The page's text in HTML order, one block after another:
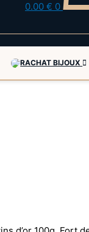
0.00 € 0
RACHAT BIJOUX